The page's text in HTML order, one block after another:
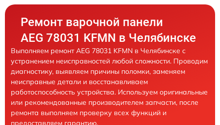
Ремонт варочной панели
AEG 78031 KFMN в Челябинске
Выполняем ремонт AEG 78031 KFMN в Челябинске с
устранением неисправностей любой сложности. Проводим
диагностику, выявляем причины поломки, заменяем
неисправные детали и восстанавливаем
работоспособность устройства. Используем оригинальные
или рекомендованные производителем запчасти, после
ремонта выполняем проверку всех функций и
предоставляем гарантию.